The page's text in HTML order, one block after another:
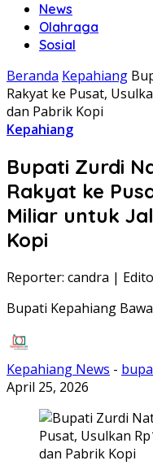
News
Olahraga
Sosial
Beranda Kepahiang
Rakyat ke Pusat,
dan Pabrik Kopi
Kepahiang
Bupati Zurdi
Rakyat ke
Miliar untuk
Kopi
Reporter: candra |
Bupati Kepahiang
Kepahiang News -
April 25, 2026